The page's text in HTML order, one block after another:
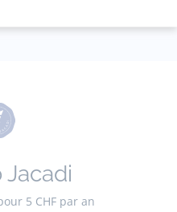
Jacadi
5 CHF par an